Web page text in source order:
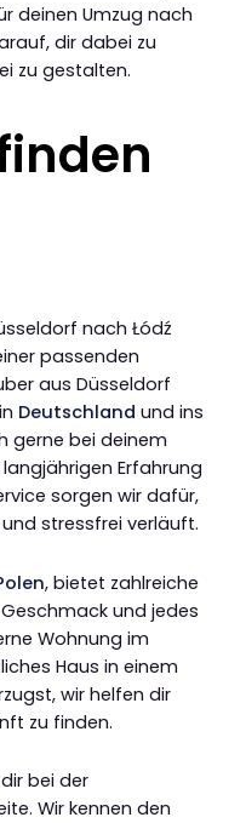
deinen Umzug nach
dir dabei zu
zu gestalten.
nach Łódź
passenden
aus Düsseldorf
Deutschland und ins
gerne bei deinem
Erfahrung
sorgen wir dafür,
stressfrei verläuft.
, bietet zahlreiche
und jedes
Wohnung im
Haus in einem
wir helfen dir
zu finden.
bei der
Wir kennen den